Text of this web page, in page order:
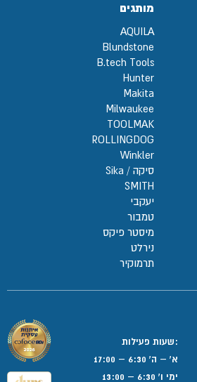
מותגים
AQUILA
Blundstone
B.tech Tools
Hunter
Makita
Milwaukee
TOOLMAK
ROLLINGDOG
Winkler
סיקה / Sika
SMITH
יעקבי
טמבור
מיסטר פיקס
נירלט
תרמוקיר
:שעות פעילות
א' – ה' 6:30 – 17:00
ימי ו' 6:30 – 13:00